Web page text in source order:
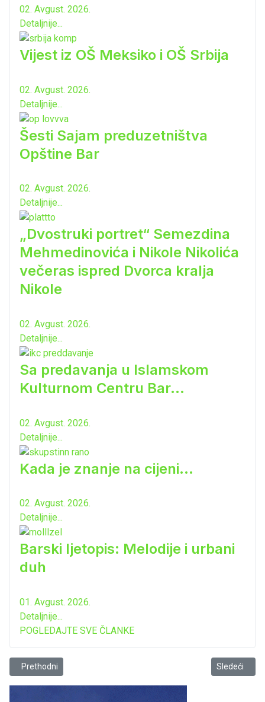
02. Avgust. 2026.
Detaljnije...
Vijest iz OŠ Meksiko i OŠ Srbija
02. Avgust. 2026.
Detaljnije...
Šesti Sajam preduzetništva
Opštine Bar
02. Avgust. 2026.
Detaljnije...
„Dvostruki portret“ Semezdina
Mehmedinovića i Nikole Nikolića
večeras ispred Dvorca kralja
Nikole
02. Avgust. 2026.
Detaljnije...
Sa predavanja u Islamskom
Kulturnom Centru Bar...
02. Avgust. 2026.
Detaljnije...
Kada je znanje na cijeni...
02. Avgust. 2026.
Detaljnije...
Barski ljetopis: Melodije i urbani
duh
01. Avgust. 2026.
Detaljnije...
POGLEDAJTE SVE ČLANKE
Prethodni članak: Obilježena godišnjice bitke na Sutjesci
Prethodni Sledeći
Sledeći